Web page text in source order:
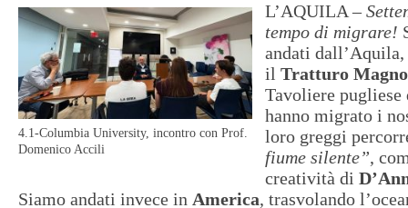
4.1-Columbia University, incontro con Prof.
Domenico Accili
L’AQUILA –
tempo di migrare!
andati
il Tratturo Magno
Tavoliere pugliese
hanno migrato i
loro greggi
fiume silente”,
creatività di
Siamo andati invece in America, trasvolando